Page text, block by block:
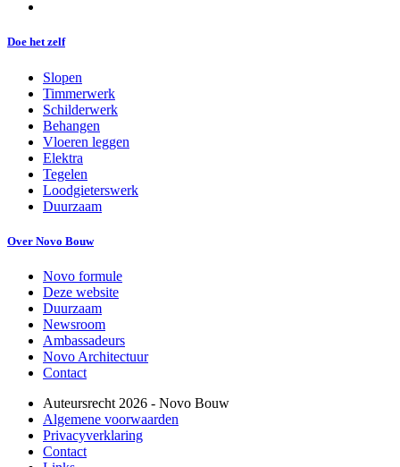
Doe het zelf
Slopen
Timmerwerk
Schilderwerk
Behangen
Vloeren leggen
Elektra
Tegelen
Loodgieterswerk
Duurzaam
Over Novo Bouw
Novo formule
Deze website
Duurzaam
Newsroom
Ambassadeurs
Novo Architectuur
Contact
Auteursrecht 2026 - Novo Bouw
Algemene voorwaarden
Privacyverklaring
Contact